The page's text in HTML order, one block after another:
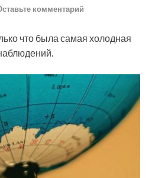
комментарий
что была самая холодная